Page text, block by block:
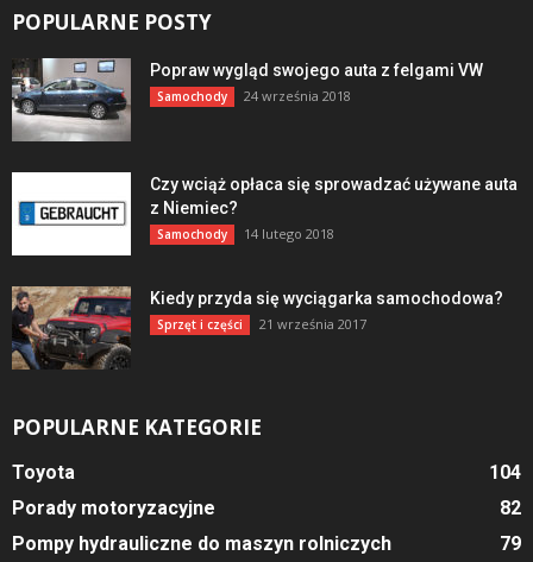
POPULARNE POSTY
Popraw wygląd swojego auta z felgami VW
Samochody 24 września 2018
Czy wciąż opłaca się sprowadzać używane auta
z Niemiec?
Samochody 14 lutego 2018
Kiedy przyda się wyciągarka samochodowa?
Sprzęt i części 21 września 2017
POPULARNE KATEGORIE
Toyota
104
Porady motoryzacyjne
82
Pompy hydrauliczne do maszyn rolniczych
79